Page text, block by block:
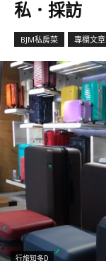
私．採訪
BJM私房菜 專欄文章
行旅知多D